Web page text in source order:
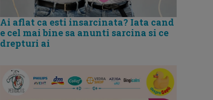
Ai aflat ca esti insarcinata? Iata cand
e cel mai bine sa anunti sarcina si ce
drepturi ai